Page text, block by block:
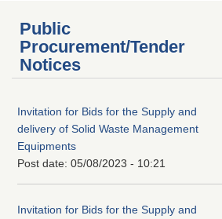
Public
Procurement/Tender
Notices
Invitation for Bids for the Supply and
delivery of Solid Waste Management
Equipments
Post date: 05/08/2023 - 10:21
Invitation for Bids for the Supply and